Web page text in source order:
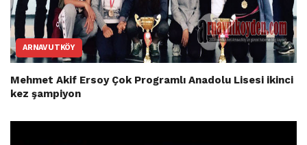
ARNAVUTKÖY
Mehmet Akif Ersoy Çok Programlı Anadolu Lisesi ikinci
kez şampiyon